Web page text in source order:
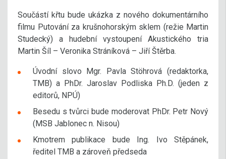
Součástí křtu bude ukázka z nového dokumentárního
filmu Putování za krušnohorským sklem (režie Martin
Studecký) a hudební vystoupení Akustického tria
Martin Šíl – Veronika Stráníková – Jiří Štěrba.
Úvodní slovo Mgr. Pavla Stöhrová (redaktorka,
TMB) a PhDr. Jaroslav Podliska Ph.D. (jeden z
editorů, NPÚ)
Besedu s tvůrci bude moderovat PhDr. Petr Nový
(MSB Jablonec n. Nisou)
Kmotrem publikace bude Ing. Ivo Stěpánek,
ředitel TMB a zároveň předseda